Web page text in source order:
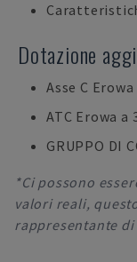
Dotazione
Asse C Erowa
ATC Erowa a
GRUPPO DI
*Ci possono
valori reali,
rappresentante di